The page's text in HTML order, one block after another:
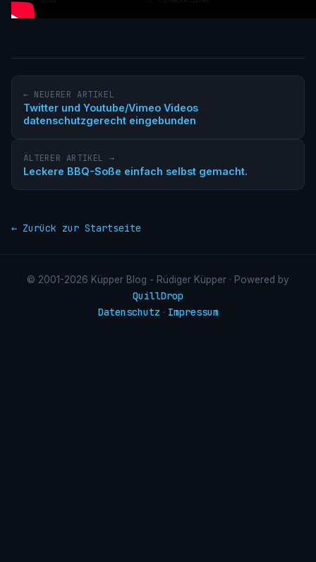
← NEUERER ARTIKEL
Twitter und Youtube/Vimeo Videos
datenschutzgerecht eingebunden
ÄLTERER ARTIKEL →
Leckere BBQ-Soße einfach selbst gemacht.
← Zurück zur Startseite
© 2001-2026 Küpper Blog - Rüdiger Küpper · Powered by
QuillDrop
Datenschutz · Impressum